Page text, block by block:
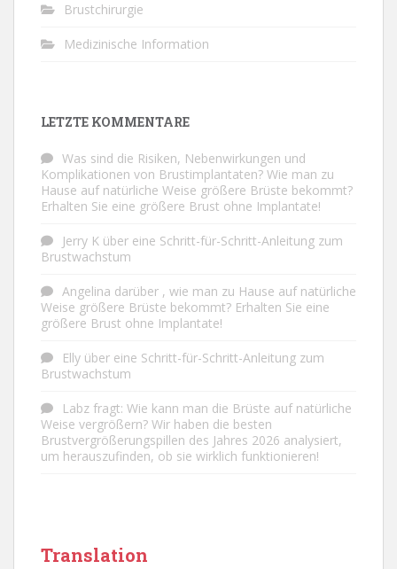
Brustchirurgie
Medizinische Information
LETZTE KOMMENTARE
Was sind die Risiken, Nebenwirkungen und
Komplikationen von Brustimplantaten? Wie man zu
Hause auf natürliche Weise größere Brüste bekommt?
Erhalten Sie eine größere Brust ohne Implantate!
Jerry K über eine Schritt-für-Schritt-Anleitung zum
Brustwachstum
Angelina darüber , wie man zu Hause auf natürliche
Weise größere Brüste bekommt? Erhalten Sie eine
größere Brust ohne Implantate!
Elly über eine Schritt-für-Schritt-Anleitung zum
Brustwachstum
Labz fragt: Wie kann man die Brüste auf natürliche
Weise vergrößern? Wir haben die besten
Brustvergrößerungspillen des Jahres 2026 analysiert,
um herauszufinden, ob sie wirklich funktionieren!
Translation